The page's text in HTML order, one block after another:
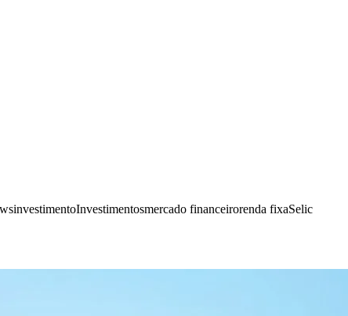
investimentoInvestimentosmercado financeirorenda fixaSelic